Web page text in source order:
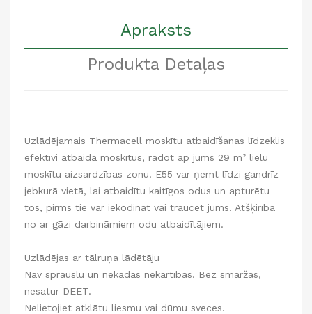
Apraksts
Produkta Detaļas
Uzlādējamais Thermacell moskītu atbaidīšanas līdzeklis
efektīvi atbaida moskītus, radot ap jums 29 m² lielu
moskītu aizsardzības zonu. E55 var ņemt līdzi gandrīz
jebkurā vietā, lai atbaidītu kaitīgos odus un apturētu
tos, pirms tie var iekodināt vai traucēt jums. Atšķirībā
no ar gāzi darbināmiem odu atbaidītājiem.
Uzlādējas ar tālruņa lādētāju
Nav sprauslu un nekādas nekārtības. Bez smaržas,
nesatur DEET.
Nelietojiet atklātu liesmu vai dūmu sveces.